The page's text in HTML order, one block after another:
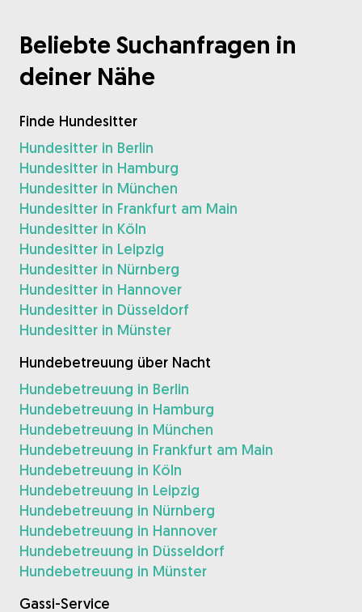
Beliebte Suchanfragen in
deiner Nähe
Finde Hundesitter
Hundesitter in Berlin
Hundesitter in Hamburg
Hundesitter in München
Hundesitter in Frankfurt am Main
Hundesitter in Köln
Hundesitter in Leipzig
Hundesitter in Nürnberg
Hundesitter in Hannover
Hundesitter in Düsseldorf
Hundesitter in Münster
Hundebetreuung über Nacht
Hundebetreuung in Berlin
Hundebetreuung in Hamburg
Hundebetreuung in München
Hundebetreuung in Frankfurt am Main
Hundebetreuung in Köln
Hundebetreuung in Leipzig
Hundebetreuung in Nürnberg
Hundebetreuung in Hannover
Hundebetreuung in Düsseldorf
Hundebetreuung in Münster
Gassi-Service